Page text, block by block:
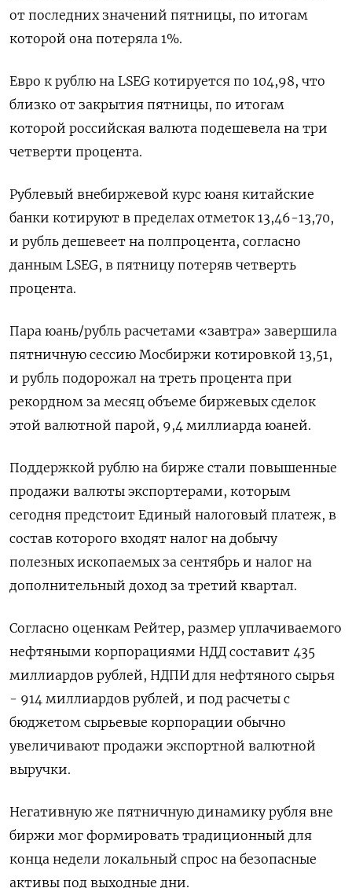
от последних значений пятницы, по итогам
которой она потеряла 1%.
Евро к рублю на LSEG котируется по 104,98, что
близко от закрытия пятницы, по итогам
которой российская валюта подешевела на три
четверти процента.
Рублевый внебиржевой курс юаня китайские
банки котируют в пределах отметок 13,46-13,70,
и рубль дешевеет на полпроцента, согласно
данным LSEG, в пятницу потеряв четверть
процента.
Пара юань/рубль расчетами «завтра» завершила
пятничную сессию Мосбиржи котировкой 13,51,
и рубль подорожал на треть процента при
рекордном за месяц объеме биржевых сделок
этой валютной парой, 9,4 миллиарда юаней.
Поддержкой рублю на бирже стали повышенные
продажи валюты экспортерами, которым
сегодня предстоит Единый налоговый платеж, в
состав которого входят налог на добычу
полезных ископаемых за сентябрь и налог на
дополнительный доход за третий квартал.
Согласно оценкам Рейтер, размер уплачиваемого
нефтяными корпорациями НДД составит 435
миллиардов рублей, НДПИ для нефтяного сырья
- 914 миллиардов рублей, и под расчеты с
бюджетом сырьевые корпорации обычно
увеличивают продажи экспортной валютной
выручки.
Негативную же пятничную динамику рубля вне
биржи мог формировать традиционный для
конца недели локальный спрос на безопасные
активы под выходные дни.